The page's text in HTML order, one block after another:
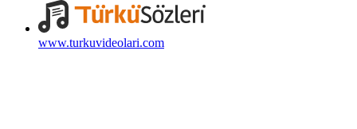
www.turkuvideolari.com